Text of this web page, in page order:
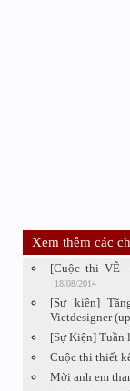
Xem thêm các
[Cuộc thi VẼ
18/08/2014
[Sự kiên]
Vietdesigner
[Sự Kiện] Tuần
Cuộc thi thiết
Mời anh em